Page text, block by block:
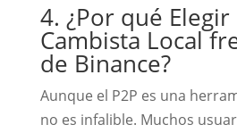
4. ¿Por qué Elegir
Cambista Local
de Binance?
Aunque el P2P es una
no es infalible. Muchos